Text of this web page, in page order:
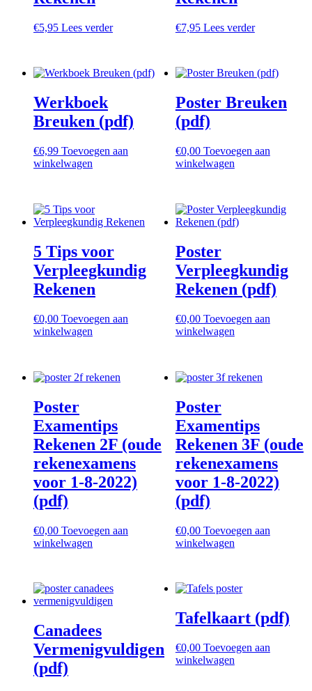
€5,95 Lees verder €7,95 Lees verder
Werkboek
Breuken (pdf)
€6,99 Toevoegen aan
winkelwagen
Poster Breuken
(pdf)
€0,00 Toevoegen aan
winkelwagen
5 Tips voor
Verpleegkundig
Rekenen
€0,00 Toevoegen aan
winkelwagen
Poster
Verpleegkundig
Rekenen (pdf)
€0,00 Toevoegen aan
winkelwagen
Poster
Examentips
Rekenen 2F (oude
rekenexamens
voor 1-8-2022)
(pdf)
€0,00 Toevoegen aan
winkelwagen
Poster
Examentips
Rekenen 3F (oude
rekenexamens
voor 1-8-2022)
(pdf)
€0,00 Toevoegen aan
winkelwagen
Canadees
Vermenigvuldigen
(pdf)
Tafelkaart (pdf)
€0,00 Toevoegen aan
winkelwagen